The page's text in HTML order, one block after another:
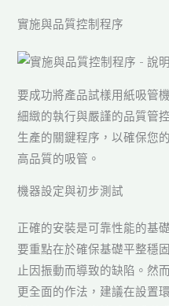
實施與品質控制程序
要成功將產品試樣用紙吸管
細緻的執行與嚴謹的品質管
生產的關鍵程序，以確保您
高品質的吸管。
機器設定與初步測試
正確的安裝是可靠性能的基
要重點在於確保基礎平整穩
止因振動而導致的缺陷。然
更全面的作法，建議在設置